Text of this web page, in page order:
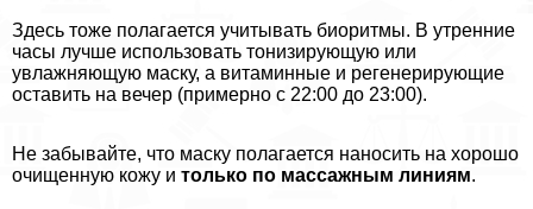
Здесь тоже полагается учитывать биоритмы. В утренние
часы лучше использовать тонизирующую или
увлажняющую маску, а витаминные и регенерирующие
оставить на вечер (примерно с 22:00 до 23:00).
Не забывайте, что маску полагается наносить на хорошо
очищенную кожу и только по массажным линиям.